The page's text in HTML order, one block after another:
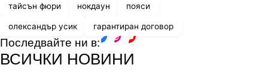
тайсън фюри нокдаун пояси
олександър усик гарантиран договор
Последвайте ни в:
ВСИЧКИ НОВИНИ